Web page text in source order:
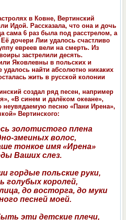
в Ковне, Вертинский
Идой. Рассказала, что она и дочь
сама 6 раз была под расстрелом, а
дочери Лии удалось счастливо
евреев вели на смерть. Из
застрелили десять.
Яковлевны в польских и
удалось найти абсолютно никаких
жить в русской колонии
создал ряд песен, например
«В синем и далёком океане»,
неувядаемую песню «Пани Ирена»,
Вертинского:
золотистого плена
змеиных волос,
тонкое имя «Ирена»
Ваших слез.
гордые польские руки,
голубых королей,
до восторга, до муки
песней моей.
эти детские плечи,